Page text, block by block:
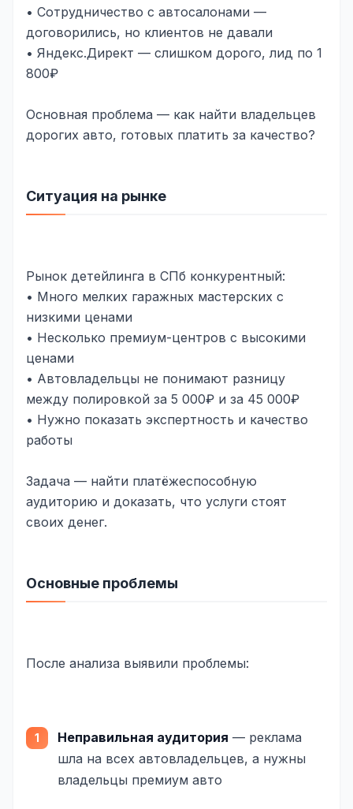
SEO-ПРОДВИЖЕНИЕ
SEO-продвижение и раскрутка сайта
Технический SEO-аудит сайта
SEO-продвижение нового и молодого сайта
Ведение и поддержка сайта
+ ещё 6 услуг
SMM
ВКонтакте
Instagram
Telegram
YouTube
Одноклассники
TikTok
Почтовые рассылки
A/B тестирование
Персонализация
КОПИРАЙТИНГ
Продающие тексты
• Сотрудничество с автосалонами —
договорились, но клиентов не давали
• Яндекс.Директ — слишком дорого, лид по 1
800₽
Основная проблема — как найти владельцев
дорогих авто, готовых платить за качество?
Ситуация на рынке
Рынок детейлинга в СПб конкурентный:
• Много мелких гаражных мастерских с
низкими ценами
• Несколько премиум-центров с высокими
ценами
• Автовладельцы не понимают разницу
между полировкой за 5 000₽ и за 45 000₽
• Нужно показать экспертность и качество
работы
Задача — найти платёжеспособную
аудиторию и доказать, что услуги стоят
своих денег.
Основные проблемы
После анализа выявили проблемы:
Неправильная аудитория — реклама
шла на всех автовладельцев, а нужны
владельцы премиум авто